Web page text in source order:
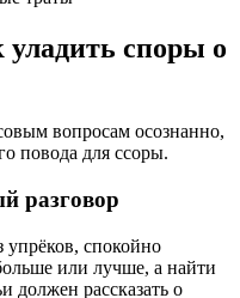
споры о
вопросам осознанно,
повода для ссоры.
разговор
упрёков, спокойно
или лучше, а найти
рассказать о